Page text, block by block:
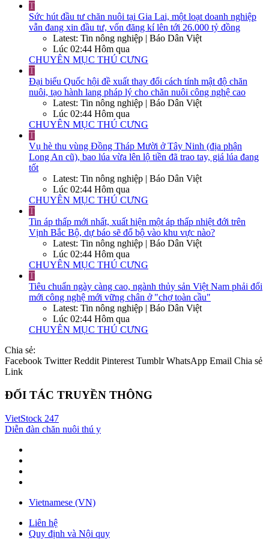
T
Sức hút đầu tư chăn nuôi tại Gia Lai, một loạt doanh nghiệp
vẫn đang xin đầu tư, vốn đăng kí lên tới 26.000 tỷ đồng
Latest: Tin nông nghiệp | Báo Dân Việt
Lúc 02:44 Hôm qua
CHUYÊN MỤC THÚ CƯNG
T
Đại biểu Quốc hội đề xuất thay đổi cách tính mật độ chăn
nuôi, tạo hành lang pháp lý cho chăn nuôi công nghệ cao
Latest: Tin nông nghiệp | Báo Dân Việt
Lúc 02:44 Hôm qua
CHUYÊN MỤC THÚ CƯNG
T
Vụ hè thu vùng Đồng Tháp Mười ở Tây Ninh (địa phận
Long An cũ), bao lúa vừa lên lộ tiền đã trao tay, giá lúa đang
tốt
Latest: Tin nông nghiệp | Báo Dân Việt
Lúc 02:44 Hôm qua
CHUYÊN MỤC THÚ CƯNG
T
Tin áp thấp mới nhất, xuất hiện một áp thấp nhiệt đới trên
Vịnh Bắc Bộ, dự báo sẽ đổ bộ vào khu vực nào?
Latest: Tin nông nghiệp | Báo Dân Việt
Lúc 02:44 Hôm qua
CHUYÊN MỤC THÚ CƯNG
T
Tiêu chuẩn ngày càng cao, ngành thủy sản Việt Nam phải đổi
mới công nghệ mới vững chân ở "chợ toàn cầu"
Latest: Tin nông nghiệp | Báo Dân Việt
Lúc 02:44 Hôm qua
CHUYÊN MỤC THÚ CƯNG
Chia sẻ:
Facebook Twitter Reddit Pinterest Tumblr WhatsApp Email Chia sẻ
Link
ĐỐI TÁC TRUYỀN THÔNG
VietStock 247
Diễn đàn chăn nuôi thú y
Vietnamese (VN)
Liên hệ
Quy định và Nội quy